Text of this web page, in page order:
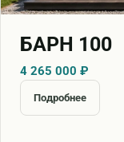
БАРН 100
4 265 000 ₽
Подробнее